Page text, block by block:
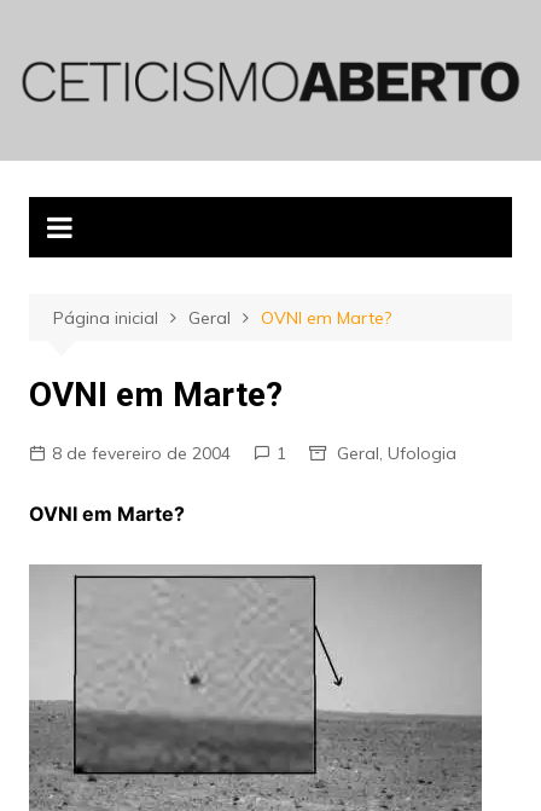
conteúdo
Página inicial Geral OVNI em Marte?
OVNI em Marte?
8 de fevereiro de 2004 1 Geral Ufologia
OVNI em Marte?